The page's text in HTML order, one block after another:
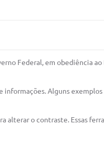
Federal, em obediência
Alguns exemplos
alterar o contraste. Essas